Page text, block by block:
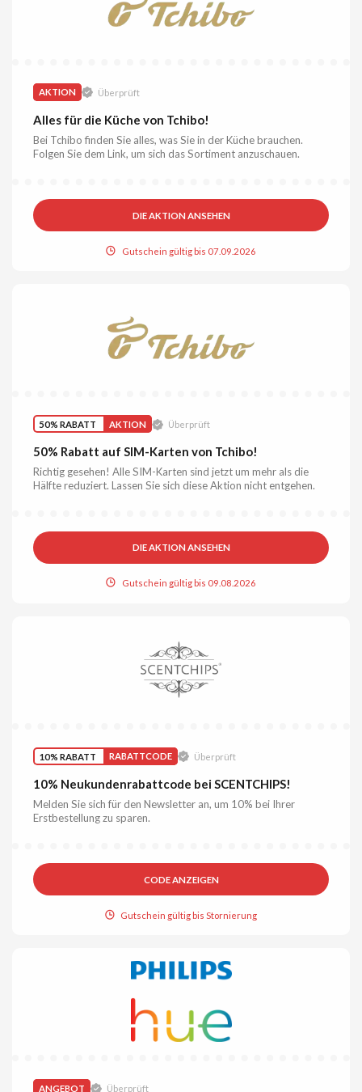
AKTION Überprüft
Alles für die Küche von Tchibo!
Bei Tchibo finden Sie alles, was Sie in der Küche brauchen.
Folgen Sie dem Link, um sich das Sortiment anzuschauen.
DIE AKTION ANSEHEN
Gutschein gültig bis 07.09.2026
50% RABATT AKTION Überprüft
50% Rabatt auf SIM-Karten von Tchibo!
Richtig gesehen! Alle SIM-Karten sind jetzt um mehr als die
Hälfte reduziert. Lassen Sie sich diese Aktion nicht entgehen.
DIE AKTION ANSEHEN
Gutschein gültig bis 09.08.2026
10% RABATT RABATTCODE Überprüft
10% Neukundenrabattcode bei SCENTCHIPS!
Melden Sie sich für den Newsletter an, um 10% bei Ihrer
Erstbestellung zu sparen.
CODE ANZEIGEN
Gutschein gültig bis Stornierung
ANGEBOT Überprüft